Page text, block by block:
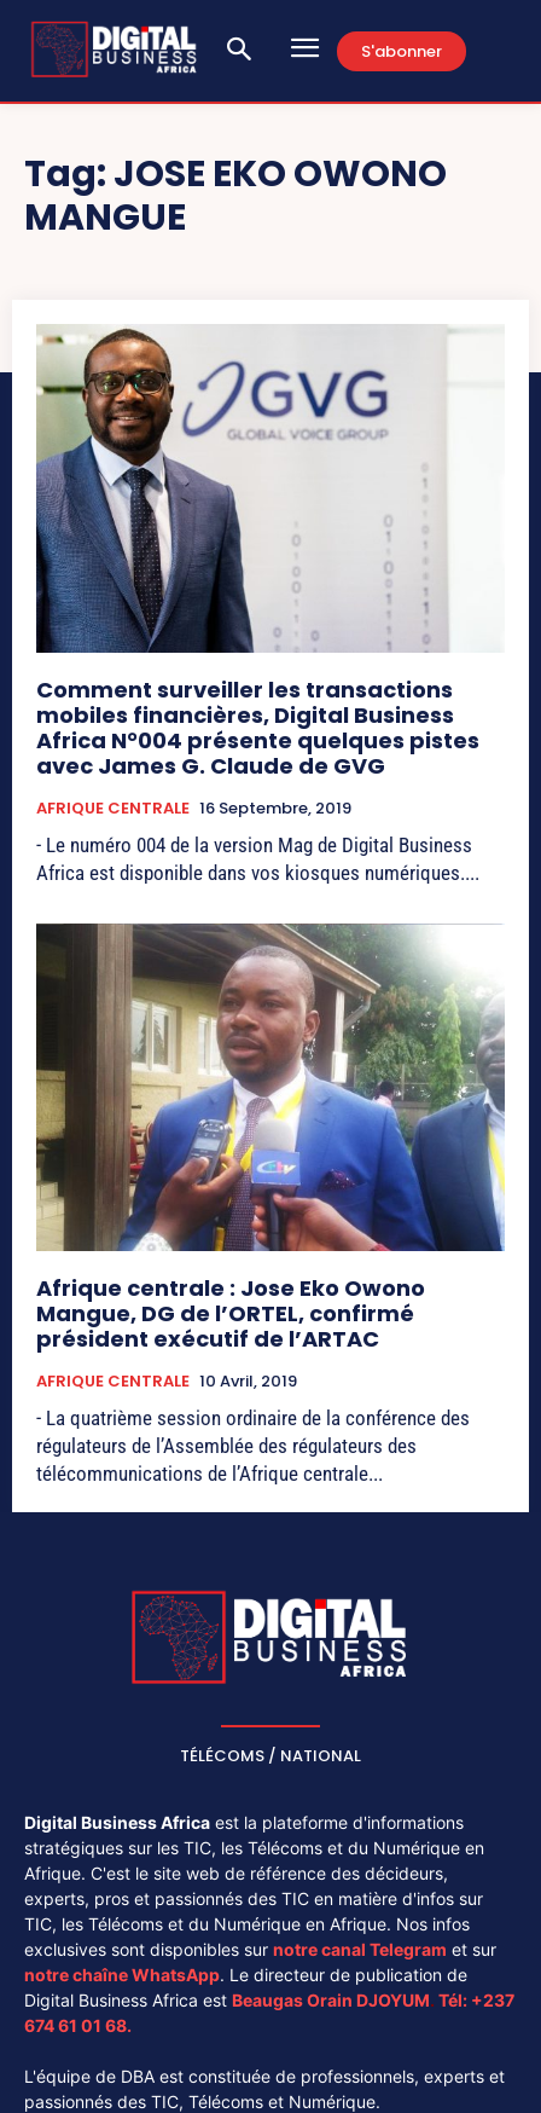
S'abonner
Tag:JOSE EKO OWONO
MANGUE
Comment surveiller les transactions
mobiles financières, Digital Business
Africa N°004 présente quelques pistes
avec James G. Claude de GVG
AFRIQUE CENTRALE 16 Septembre, 2019
- Le numéro 004 de la version Mag de Digital Business
Africa est disponible dans vos kiosques numériques....
Afrique centrale : Jose Eko Owono
Mangue, DG de l’ORTEL, confirmé
président exécutif de l’ARTAC
AFRIQUE CENTRALE 10 Avril, 2019
- La quatrième session ordinaire de la conférence des
régulateurs de l’Assemblée des régulateurs des
télécommunications de l’Afrique centrale...
TÉLÉCOMS / NATIONAL
Digital Business Africa est la plateforme d'informations
stratégiques sur les TIC, les Télécoms et du Numérique en
Afrique. C'est le site web de référence des décideurs,
experts, pros et passionnés des TIC en matière d'infos sur
TIC, les Télécoms et du Numérique en Afrique. Nos infos
exclusives sont disponibles sur notre canal Telegram et sur
notre chaîneWhatsApp. Le directeur de publication de
Digital Business Africa est Beaugas Orain DJOYUM. Tél: +237
674 61 01 68.
L'équipe de DBA est constituée de professionnels, experts et
passionnés des TIC, Télécoms et Numérique.